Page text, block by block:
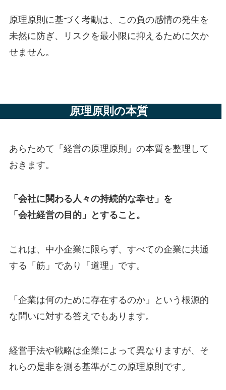
原理原則に基づく考動は、この負の感情の発生を
未然に防ぎ、リスクを最小限に抑えるために欠か
せません。
原理原則の本質
あらためて「経営の原理原則」の本質を整理して
おきます。
「会社に関わる人々の持続的な幸せ」を
「会社経営の目的」とすること。
これは、中小企業に限らず、すべての企業に共通
する「筋」であり「道理」です。
「企業は何のために存在するのか」という根源的
な問いに対する答えでもあります。
経営手法や戦略は企業によって異なりますが、そ
れらの是非を測る基準がこの原理原則です。